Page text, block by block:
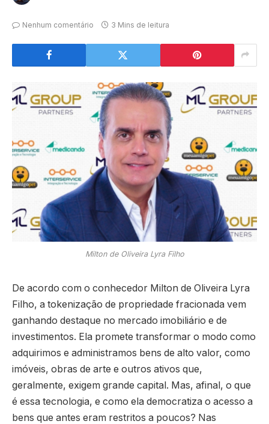
Nenhum comentário 3 Mins de leitura
Milton de Oliveira Lyra Filho
De acordo com o conhecedor Milton de Oliveira Lyra
Filho, a tokenização de propriedade fracionada vem
ganhando destaque no mercado imobiliário e de
investimentos. Ela promete transformar o modo como
adquirimos e administramos bens de alto valor, como
imóveis, obras de arte e outros ativos que,
geralmente, exigem grande capital. Mas, afinal, o que
é essa tecnologia, e como ela democratiza o acesso a
bens que antes eram restritos a poucos? Nas